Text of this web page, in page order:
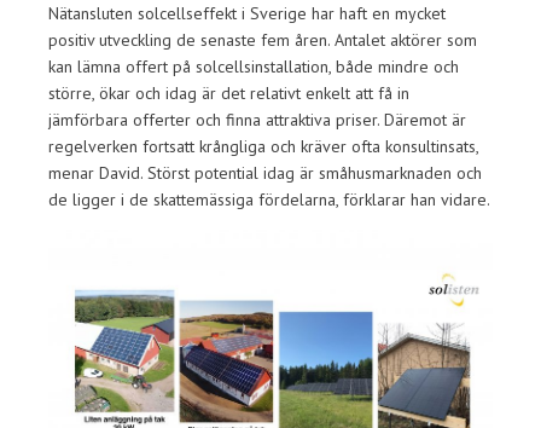
Nätansluten solcellseffekt i Sverige har haft en mycket
positiv utveckling de senaste fem åren. Antalet aktörer som
kan lämna offert på solcellsinstallation, både mindre och
större, ökar och idag är det relativt enkelt att få in
jämförbara offerter och finna attraktiva priser. Däremot är
regelverken fortsatt krångliga och kräver ofta konsultinsats,
menar David. Störst potential idag är småhusmarknaden och
de ligger i de skattemässiga fördelarna, förklarar han vidare.